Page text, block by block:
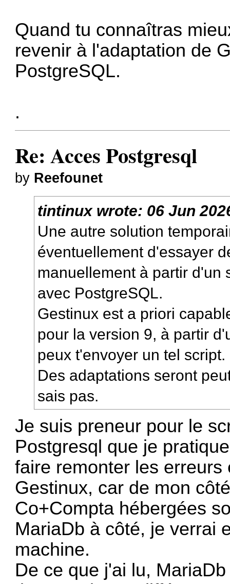
Quand tu connaîtras
revenir à l'adaptation de
PostgreSQL.
.
Re: Acces Postgresql
by Reefounet
tintinuxwrote: 06 Jun
Une autre solution
éventuellement d'essayer
manuellement à partir d'un
avec PostgreSQL.
Gestinux est a priori
pour la version 9, à partir
peux t'envoyer un tel script.
Des adaptations seront
sais pas.
Je suis preneur pour le
Postgresql que je
faire remonter les
Gestinux, car de mon
Co+Compta hébergées
MariaDb à côté, je verrai
machine.
De ce que j'ai lu,